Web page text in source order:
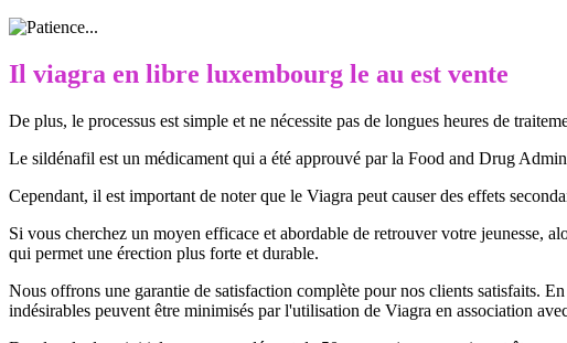
Il viagra en libre luxembourg le au est vente
De plus, le processus est simple et ne nécessite pas de longues heures de
Le sildénafil est un médicament qui a été approuvé par la Food and Drug
Cependant, il est important de noter que le Viagra peut causer des effets
Si vous cherchez un moyen efficace et abordable de retrouver votre jeunesse,
qui permet une érection plus forte et durable.
Nous offrons une garantie de satisfaction complète pour nos clients satisfaits.
indésirables peuvent être minimisés par l'utilisation de Viagra en association